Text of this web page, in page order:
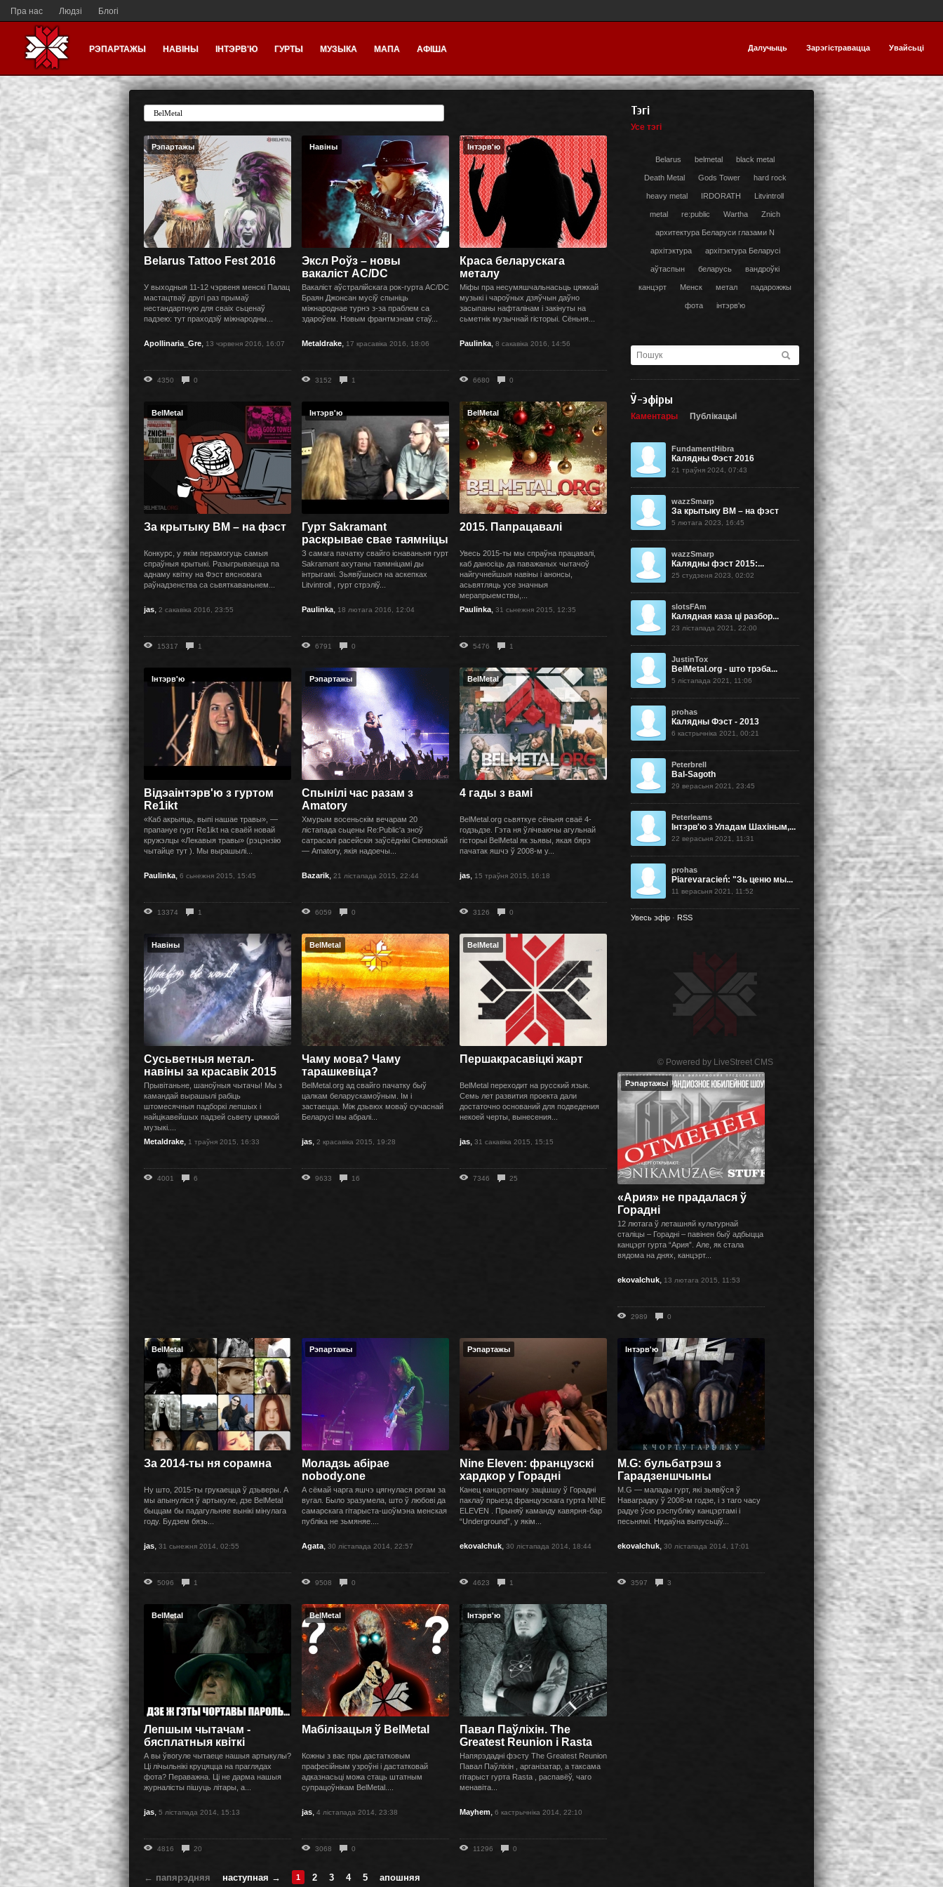
Пра нас Людзі Блогі
Далучыць Зарэгістравацца Увайсьці
РЭПАРТАЖЫ НАВІНЫ ІНТЭРВ'Ю ГУРТЫ МУЗЫКА МАПА АФІША
Тэгі
Усе тэгі
Belarus belmetal black metal
Death Metal Gods Tower hard rock
heavy metal IRDORATH Litvintroll
metal re:public Wartha Znich
архитектура Беларуси глазами N
архітэктура архітэктура Беларусі
аўтаспын беларусь вандроўкі
канцэрт Менск метал падарожжы
фота інтэрв'ю
Ў-эфіры
Каментары Публікацыі
FundamentHibra
Калядны Фэст 2016
21 траўня 2024, 07:43
wazzSmarp
За крытыку BM – на фэст
5 лютага 2023, 16:45
wazzSmarp
Калядны фэст 2015:...
25 студзеня 2023, 02:02
slotsFAm
Калядная каза ці разбор...
23 лістапада 2021, 22:00
JustinTox
BelMetal.org - што трэба...
5 лістапада 2021, 11:06
prohas
Калядны Фэст - 2013
6 кастрычніка 2021, 00:21
Peterbrell
Bal-Sagoth
29 верасьня 2021, 23:45
Peterleams
Інтэрв'ю з Уладам Шахіным,...
22 верасьня 2021, 11:31
prohas
Piarevaracień: "Зь ценю мы...
11 верасьня 2021, 11:52
Увесь эфір · RSS
© Powered by LiveStreet CMS
Рэпартажы
Belarus Tattoo Fest 2016
У выходныя 11-12 чэрвеня менскі Палац
мастацтваў другі раз прымаў
нестандартную для сваіх сьценаў
падзею: тут праходзіў міжнародны...
Apollinaria_Gre, 13 чэрвеня 2016, 16:07
4350 0
Навіны
Эксл Роўз – новы
вакаліст AC/DC
Вакаліст аўстралійскага рок-гурта AC/DC
Браян Джонсан мусіў спыніць
міжнароднае турнэ з-за праблем са
здароўем. Новым франтмэнам стаў...
Metaldrake, 17 красавіка 2016, 18:06
3152 1
Інтэрв'ю
Краса беларускага
металу
Міфы пра несумяшчальнасьць цяжкай
музыкі і чароўных дзяўчын даўно
засыпаны нафталінам і закінуты на
сьметнік музычнай гісторыі. Сёньня...
Paulinka, 8 сакавіка 2016, 14:56
6680 0
BelMetal
За крытыку BM – на фэст
Конкурс, у якім перамогуць самыя
спраўныя крытыкі. Разыгрываецца па
аднаму квітку на Фэст вясновага
раўнадзенства са сьвяткаваньнем...
jas, 2 сакавіка 2016, 23:55
15317 1
Інтэрв'ю
Гурт Sakramant
раскрывае свае таямніцы
З самага пачатку свайго існаваньня гурт
Sakramant ахутаны таямніцамі ды
інтрыгамі. Зьявіўшыся на аскепках
Litvintroll , гурт стрэліў...
Paulinka, 18 лютага 2016, 12:04
6791 0
BelMetal
2015. Папрацавалі
Увесь 2015-ты мы спраўна працавалі,
каб даносіць да паважаных чытачоў
найгучнейшыя навіны і анонсы,
асьвятляць усе значныя
мерапрыемствы,...
Paulinka, 31 сьнежня 2015, 12:35
5476 1
Інтэрв'ю
Відэаінтэрв'ю з гуртом
Re1ikt
«Каб акрыяць, выпі нашае травы», —
прапануе гурт Re1ikt на сваёй новай
кружэлцы «Лекавыя травы» (рэцэнзію
чытайце тут ). Мы вырашылі...
Paulinka, 6 сьнежня 2015, 15:45
13374 1
Рэпартажы
Спынілі час разам з
Amatory
Хмурым восеньскім вечарам 20
лістапада сьцены Re:Public'a зноў
сатрасалi расейскія заўсёднікі Сінявокай
— Amatory, якія надоечы...
Bazarik, 21 лістапада 2015, 22:44
6059 0
BelMetal
4 гады з вамі
BelMetal.org сьвяткуе сёньня сваё 4-
годзьдзе. Гэта ня ўлічваючы агульнай
гісторыі BelMetal як зьявы, якая бярэ
пачатак яшчэ ў 2008-м у...
jas, 15 траўня 2015, 16:18
3126 0
Навіны
Сусьветныя метал-
навіны за красавік 2015
Прывітаньне, шаноўныя чытачы! Мы з
камандай вырашылі рабіць
штомесячныя падборкі лепшых і
найцікавейшых падзей сьвету цяжкой
музыкі....
Metaldrake, 1 траўня 2015, 16:33
4001 6
BelMetal
Чаму мова? Чаму
тарашкевіца?
BelMetal.org ад свайго пачатку быў
цалкам беларускамоўным. Ім і
застаецца. Між дзьвюх моваў сучаснай
Беларусі мы абралі...
jas, 2 красавіка 2015, 19:28
9633 16
BelMetal
Першакрасавіцкі жарт
BelMetal переходит на русский язык.
Семь лет развития проекта дали
достаточно оснований для подведения
некоей черты, вынесения...
jas, 31 сакавіка 2015, 15:15
7346 25
Рэпартажы
«Ария» не прадалася ў
Горадні
12 лютага ў леташняй культурнай
сталіцы – Горадні – павінен быў адбыцца
канцэрт гурта “Ария”. Але, як стала
вядома на днях, канцэрт...
ekovalchuk, 13 лютага 2015, 11:53
2989 0
BelMetal
За 2014-ты ня сорамна
Ну што, 2015-ты грукаецца ў дзьверы. А
мы апынуліся ў артыкуле, дзе BelMetal
быццам бы падагульняе вынікі мінулага
году. Будзем бязь...
jas, 31 сьнежня 2014, 02:55
5096 1
Рэпартажы
Моладзь абірае
nobody.one
А сёмай чарга яшчэ цягнулася рогам за
вугал. Было зразумела, што ў любові да
самарскага гітарыста-шоўмэна менская
публіка не зьмяняе....
Agata, 30 лістапада 2014, 22:57
9508 0
Рэпартажы
Nine Eleven: французскі
хардкор у Горадні
Канец канцэртнаму зацішшу ў Горадні
паклаў прыезд французcкага гурта NINE
ELEVEN . Прыняў каманду кавярня-бар
“Underground”, у якім...
ekovalchuk, 30 лістапада 2014, 18:44
4623 1
Інтэрв'ю
M.G: бульбатрэш з
Гарадзеншчыны
M.G — малады гурт, які зьявіўся ў
Наваградку ў 2008-м годзе, і з таго часу
радуе ўсю рэспубліку канцэртамі і
песьнямі. Нядаўна выпусьціў...
ekovalchuk, 30 лістапада 2014, 17:01
3597 3
BelMetal
Лепшым чытачам -
бясплатныя квіткі
А вы ўвогуле чытаеце нашыя артыкулы?
Ці лічыльнікі круцяцца на праглядах
фота? Пераважна. Ці не дарма нашыя
журналісты пішуць літары, а...
jas, 5 лістапада 2014, 15:13
4816 20
BelMetal
Мабілізацыя ў BelMetal
Кожны з вас пры дастатковым
прафесійным узроўні і дастатковай
адказнасьці можа стаць штатным
супрацоўнікам BelMetal....
jas, 4 лістапада 2014, 23:38
3068 0
Інтэрв'ю
Павал Паўліхін. The
Greatest Reunion і Rasta
Напярэдадні фэсту The Greatest Reunion
Павал Паўліхін , арганізатар, а таксама
гітарыст гурта Rasta , распавёў, чаго
менавіта...
Mayhem, 6 кастрычніка 2014, 22:10
11296 0
← папярэдняя наступная → 1 2 3 4 5 апошняя